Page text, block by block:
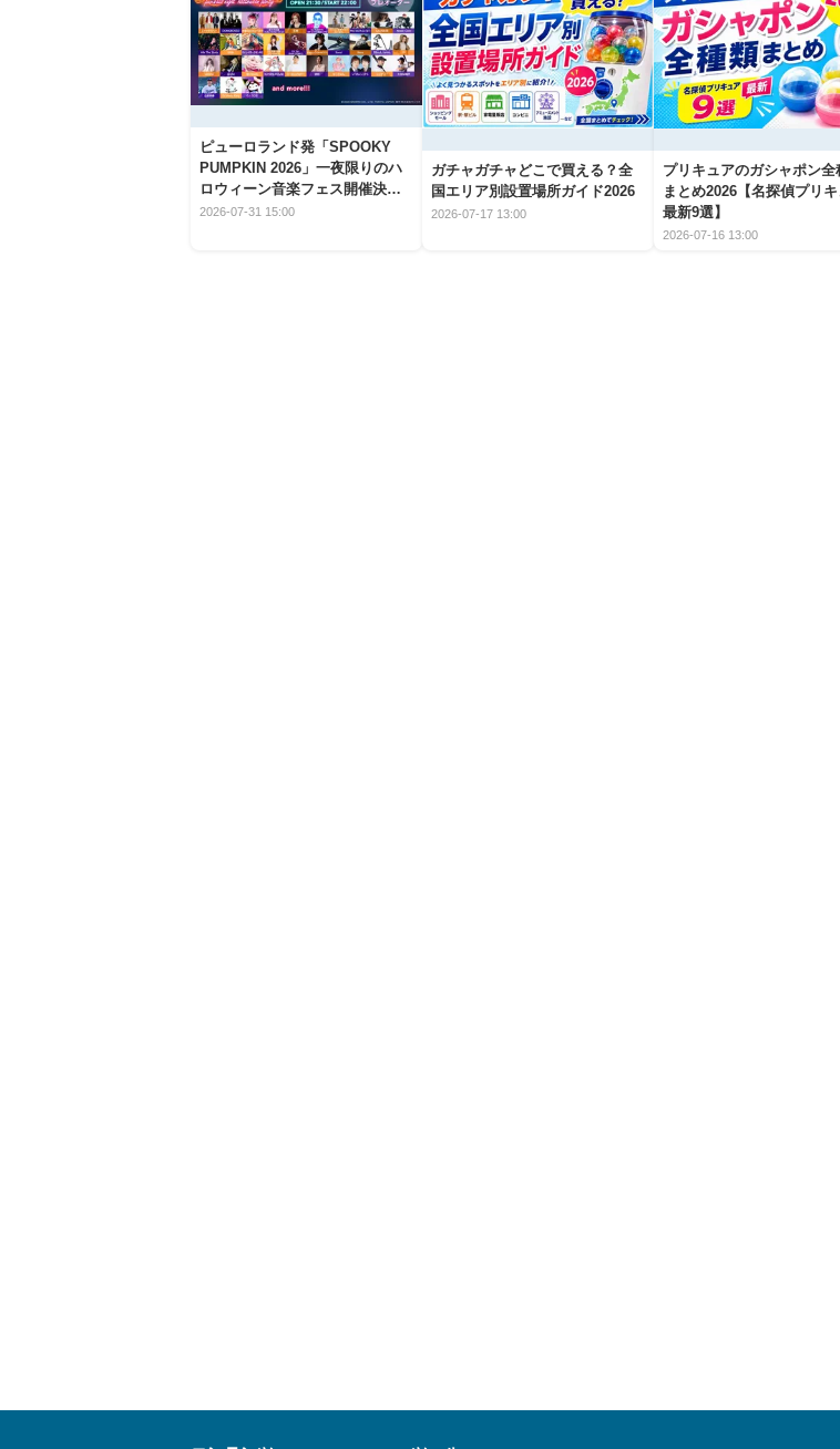
ピューロランド発「SPOOKY
PUMPKIN 2026」一夜限りのハ
ロウィーン音楽フェス開催決
定！
2026-07-31 15:00
ガチャガチャどこで買える？全
国エリア別設置場所ガイド2026
2026-07-17 13:00
プリキュアのガシャポン全
まとめ2026【名探偵プリ
最新9選】
2026-07-16 13:00